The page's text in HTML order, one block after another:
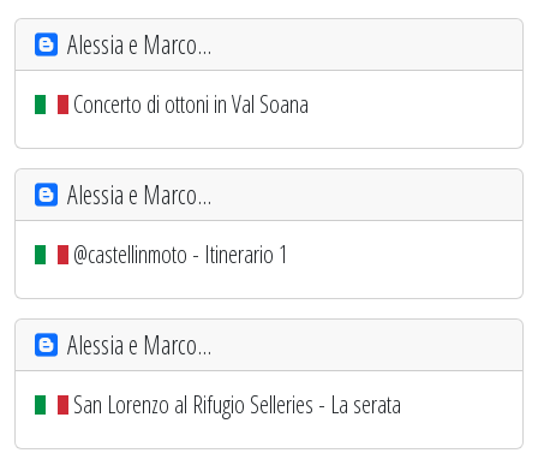
Alessia e Marco...
Concerto di ottoni in Val Soana
Alessia e Marco...
@castellinmoto - Itinerario 1
Alessia e Marco...
San Lorenzo al Rifugio Selleries - La serata